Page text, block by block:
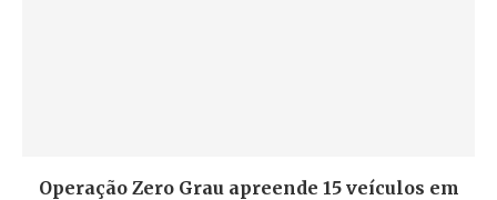
Operação Zero Grau apreende 15 veículos em